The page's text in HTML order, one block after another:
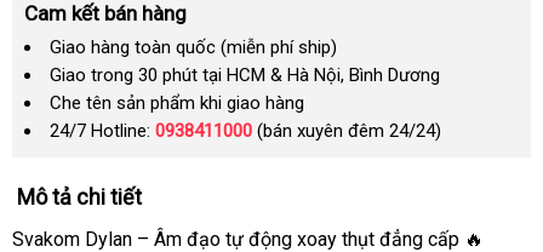
Cam kết bán hàng
Giao hàng toàn quốc (miễn phí ship)
Giao trong 30 phút tại HCM & Hà Nội, Bình Dương
Che tên sản phẩm khi giao hàng
24/7 Hotline: 0938411000 (bán xuyên đêm 24/24)
Mô tả chi tiết
Svakom Dylan – Âm đạo tự động xoay thụt đẳng cấp 🔥